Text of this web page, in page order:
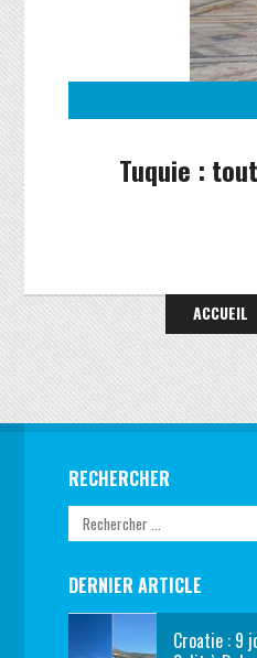
Tuquie :
ACCUEIL
RECHERCHER
DERNIER ARTICLE
Croatie : 9